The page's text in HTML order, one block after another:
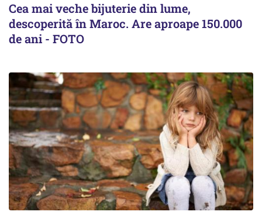
Cea mai veche bijuterie din lume,
descoperită în Maroc. Are aproape 150.000
de ani - FOTO